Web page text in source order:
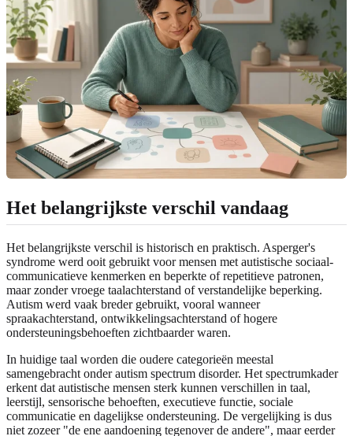
Het belangrijkste verschil vandaag
Het belangrijkste verschil is historisch en praktisch. Asperger's
syndrome werd ooit gebruikt voor mensen met autistische sociaal-
communicatieve kenmerken en beperkte of repetitieve patronen,
maar zonder vroege taalachterstand of verstandelijke beperking.
Autism werd vaak breder gebruikt, vooral wanneer
spraakachterstand, ontwikkelingsachterstand of hogere
ondersteuningsbehoeften zichtbaarder waren.
In huidige taal worden die oudere categorieën meestal
samengebracht onder autism spectrum disorder. Het spectrumkader
erkent dat autistische mensen sterk kunnen verschillen in taal,
leerstijl, sensorische behoeften, executieve functie, sociale
communicatie en dagelijkse ondersteuning. De vergelijking is dus
niet zozeer "de ene aandoening tegenover de andere", maar eerder